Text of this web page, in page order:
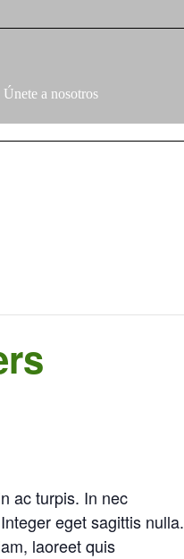
Únete a nosotros
ac turpis. In nec
eget sagittis nulla.
laoreet quis